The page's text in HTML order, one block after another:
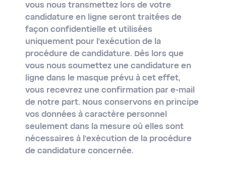
vous nous transmettez lors de votre
candidature en ligne seront traitées de
façon confidentielle et utilisées
uniquement pour l'exécution de la
procédure de candidature. Dès lors que
vous nous soumettez une candidature en
ligne dans le masque prévu à cet effet,
vous recevrez une confirmation par e-mail
de notre part. Nous conservons en principe
vos données à caractère personnel
seulement dans la mesure où elles sont
nécessaires à l'exécution de la procédure
de candidature concernée.